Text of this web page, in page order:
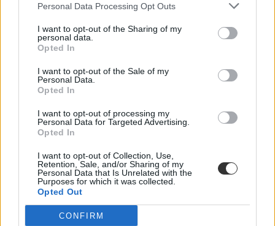
Personal Data Processing Opt Outs
I want to opt-out of the Sharing of my
personal data.
Opted In
I want to opt-out of the Sale of my
Personal Data.
Opted In
I want to opt-out of processing my
Personal Data for Targeted Advertising.
Opted In
I want to opt-out of Collection, Use,
Retention, Sale, and/or Sharing of my
Personal Data that Is Unrelated with the
Purposes for which it was collected.
Opted Out
CONFIRM
„erővonalai”, amelyek a rendszer gyökeres reformjáért kiáltanak Dr.
egyetemi tanár szerint.
Közoktatás
Dolgoznának az egyetem mellett, mégsem
vállalhatnak diákmunkát – több mint százezer
levelezős hallgatót érinthet a szabály
„Szinte bárhol voltam állásinterjún, mikor megtudták, hogy levelező
számolt be tapasztalatairól az Eduline-nak egy egyetemista. Példája
azonban korántsem egyedi: több levelezős hallgató számolt be
hasonló nehézségekről.